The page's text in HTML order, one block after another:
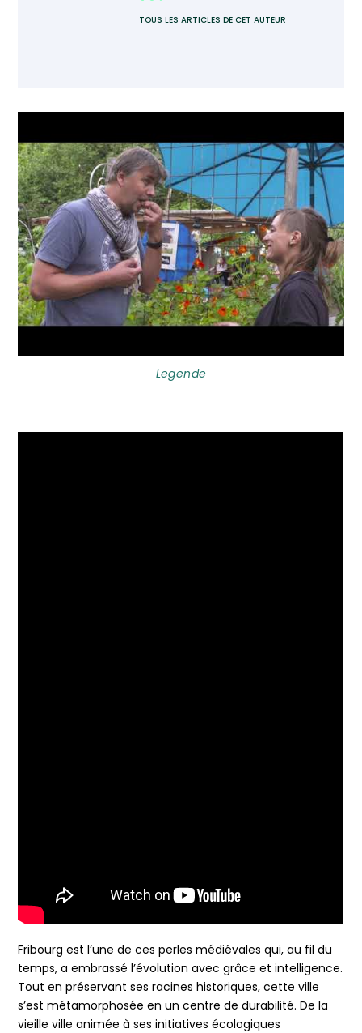
TOUS LES ARTICLES DE CET AUTEUR
Legende
Fribourg est l’une de ces perles médiévales qui, au fil du
temps, a embrassé l’évolution avec grâce et intelligence.
Tout en préservant ses racines historiques, cette ville
s’est métamorphosée en un centre de durabilité. De la
vieille ville animée à ses initiatives écologiques